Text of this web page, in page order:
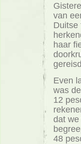
van
Duitse
haar
Even
was
12
dat
48